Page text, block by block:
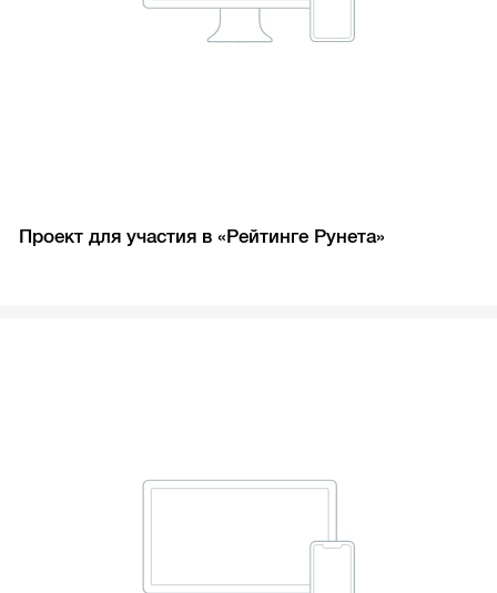
Проект для участия в «Рейтинге Рунета»